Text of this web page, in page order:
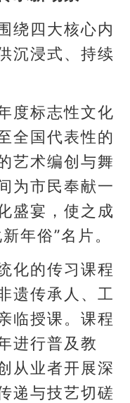
绕四大核心内
沉浸式、持续
度标志性文化
全国代表性的
艺术编创与舞
为市民奉献一
盛宴，使之成
年俗”名片。
化的传习课程
遗传承人、工
临授课。课程
进行普及教
从业者开展深
递与技艺切磋